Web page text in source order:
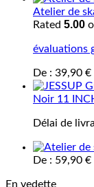
Atelier de
Rated 5.00
évaluations
De : 39,90 €
Noir 11
Délai de
De : 59,90 €
En vedette